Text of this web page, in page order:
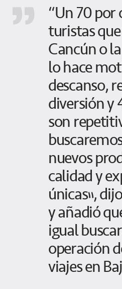
“Un 70 por
turistas
Cancún o
lo hace
descanso,
diversión y
son
nuevos
calidad y
únicas”,
y añadió
igual
operación
viajes en